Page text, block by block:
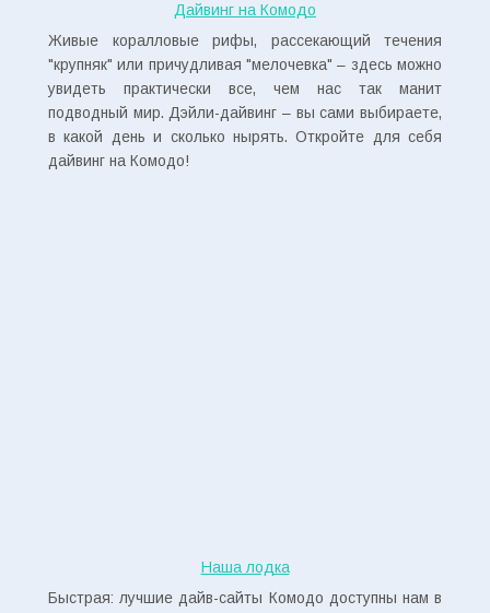
Дайвинг на Комодо
Живые коралловые рифы, рассекающий течения
"крупняк" или причудливая "мелочевка" – здесь можно
увидеть практически все, чем нас так манит
подводный мир. Дэйли-дайвинг – вы сами выбираете,
в какой день и сколько нырять. Откройте для себя
дайвинг на Комодо!
Наша лодка
Быстрая: лучшие дайв-сайты Комодо доступны нам в